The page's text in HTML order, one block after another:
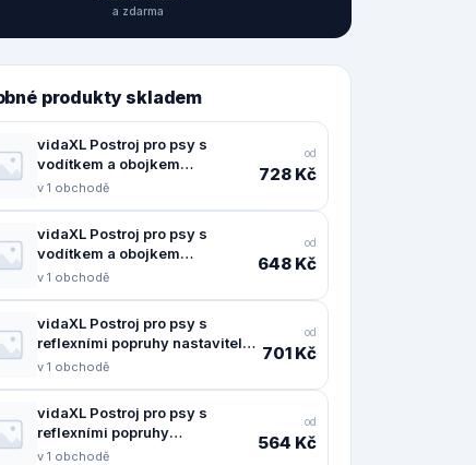
a zdarma
produkty skladem
vidaXL Postroj pro psy s
vodítkem a obojkem
nastavitelný růžový L -
v 1 obchodě
od
728 Kč
vidaXL Postroj pro psy s
vodítkem a obojkem
nastavitelný černý L -
v 1 obchodě
od
648 Kč
vidaXL Postroj pro psy s
reflexními popruhy nastavitelný
černý L - 11461.4013370
v 1 obchodě
od
701 Kč
vidaXL Postroj pro psy s
reflexními popruhy
nastavitelný hnědý XL -
v 1 obchodě
od
564 Kč